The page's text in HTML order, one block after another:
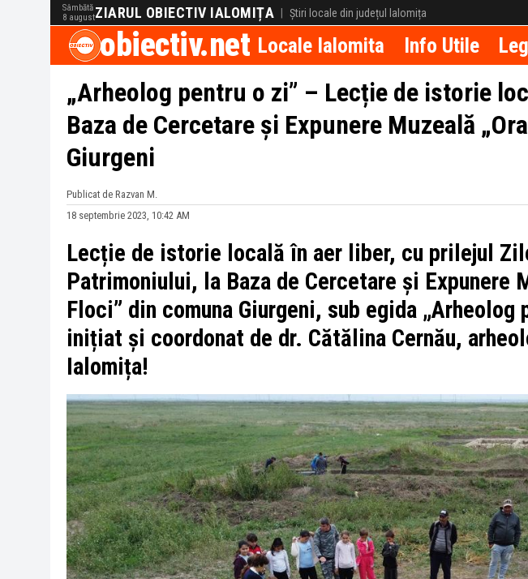
Sâmbătă
8 augustZIARUL OBIECTIV IALOMIȚA | Știri locale din județul Ialomița
obiectiv.net Locale Ialomita Info Utile
„Arheolog pentru o zi” – Lecție de istorie
Baza de Cercetare și Expunere Muzeală
Giurgeni
Publicat de Razvan M.
18 septembrie 2023, 10:42 AM
Lecție de istorie locală în aer liber, cu prilejul
Patrimoniului, la Baza de Cercetare și Expunere
Floci” din comuna Giurgeni, sub egida
inițiat și coordonat de dr. Cătălina Cernău,
Ialomița!